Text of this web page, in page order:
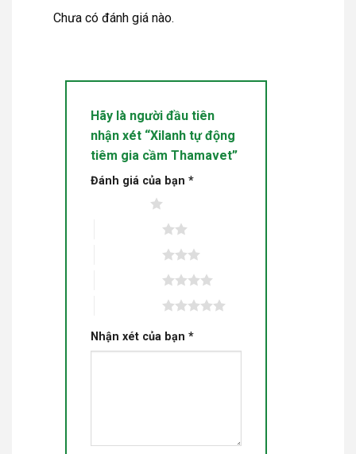
Chưa có đánh giá nào.
Hãy là người đầu tiên
nhận xét “Xilanh tự động
tiêm gia cầm Thamavet”
Đánh giá của bạn *
Nhận xét của bạn *